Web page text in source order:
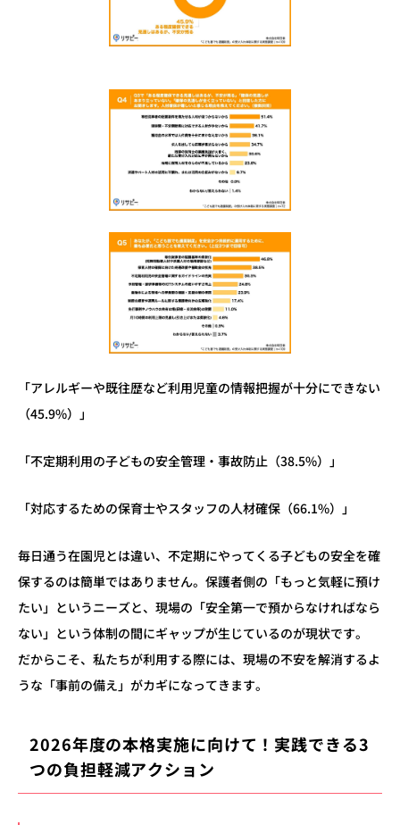
「アレルギーや既往歴など利用児童の情報把握が十分にできない
（45.9%）」
「不定期利用の子どもの安全管理・事故防止（38.5%）」
「対応するための保育士やスタッフの人材確保（66.1%）」
毎日通う在園児とは違い、不定期にやってくる子どもの安全を確
保するのは簡単ではありません。保護者側の「もっと気軽に預け
たい」というニーズと、現場の「安全第一で預からなければなら
ない」という体制の間にギャップが生じているのが現状です。
だからこそ、私たちが利用する際には、現場の不安を解消するよ
うな「事前の備え」がカギになってきます。
2026年度の本格実施に向けて！実践できる3
つの負担軽減アクション